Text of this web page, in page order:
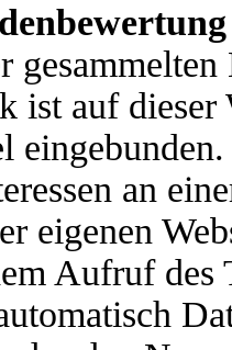
ist auf dieser
an
eigenen
Aufruf des